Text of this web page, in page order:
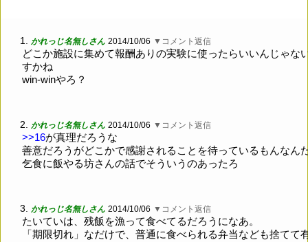
1. かれっじ名無しさん 2014/10/06 ▼コメント返信
どこか施設に集めて報酬ありの実験に使ったらいいんじゃな
すかね
win-winやろ？
2. かれっじ名無しさん 2014/10/06 ▼コメント返信
>>16が真理だろうな
善意だろうがどこかで感謝されることを待っているもんなん
乞食に飯やる坊さんの話でそういうのあったろ
3. かれっじ名無しさん 2014/10/06 ▼コメント返信
たいていは、残飯を漁って食べてるだろうになあ。
「期限切れ」なだけで、普通に食べられる弁当なども捨てて